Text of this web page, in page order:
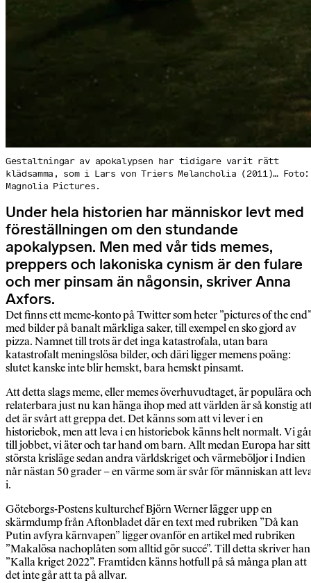
Gestaltningar av apokalypsen har tidigare varit rätt
klädsamma, som i Lars von Triers Melancholia (2011)… Foto:
Magnolia Pictures.
Under hela historien har människor levt med
föreställningen om den stundande
apokalypsen. Men med vår tids memes,
preppers och lakoniska cynism är den fulare
och mer pinsam än någonsin, skriver Anna
Axfors.
Det finns ett meme-konto på Twitter som heter ”pictures of the
med bilder på banalt märkliga saker, till exempel en sko gjord av
pizza. Namnet till trots är det inga katastrofala, utan bara
katastrofalt meningslösa bilder, och däri ligger memens poäng:
slutet kanske inte blir hemskt, bara hemskt pinsamt.
Att detta slags meme, eller memes överhuvudtaget, är populära och
relaterbara just nu kan hänga ihop med att världen är så konstig
det är svårt att greppa det. Det känns som att vi lever i en
historiebok, men att leva i en historiebok känns helt normalt. Vi
till jobbet, vi äter och tar hand om barn. Allt medan Europa har sitt
största krisläge sedan andra världskriget och värmeböljor i Indien
når nästan 50 grader – en värme som är svår för människan att
i.
Göteborgs-Postens kulturchef Björn Werner lägger upp en
skärmdump från Aftonbladet där en text med rubriken ”Då kan
Putin avfyra kärnvapen” ligger ovanför en artikel med rubriken
”Makalösa nachoplåten som alltid gör succé”. Till detta skriver
”Kalla kriget 2022”. Framtiden känns hotfull på så många plan att
det inte går att ta på allvar.